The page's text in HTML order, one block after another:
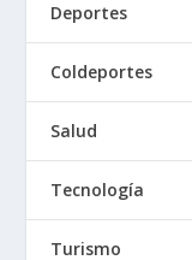
Deportes
Coldeportes
Salud
Tecnología
Turismo